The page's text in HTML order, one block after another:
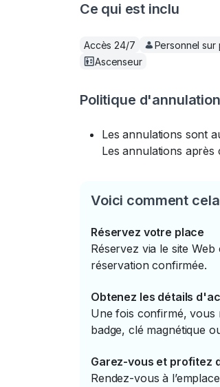
Ce qui est inclu
Accès 24/7 Personnel sur
Ascenseur
Politique d'annulation
Les annulations sont
Les annulations
Voici comment
Réservez votre place
Réservez via le site
réservation confirmée.
Obtenez les détails
Une fois confirmé, vous
badge, clé magnétique
Garez-vous et profitez
Rendez-vous à